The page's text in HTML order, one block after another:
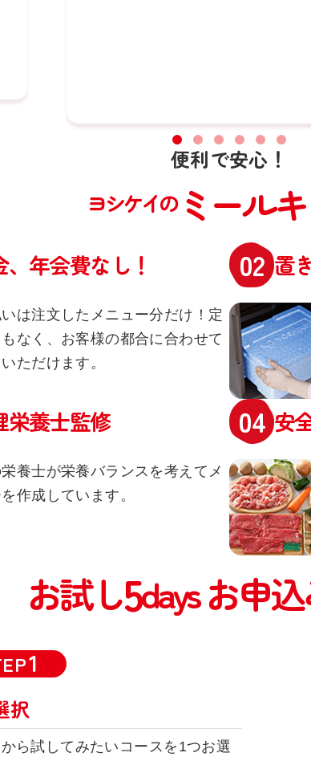
便利で安心！
ヨシケイのミール
年会費なし！
は注文したメニュー分だけ！定
なく、お客様の都合に合わせて
ただけます。
置
栄養士監修
養士が栄養バランスを考えてメ
作成しています。
安
お試し5daysお申
択
ら試してみたいコースを1つお選